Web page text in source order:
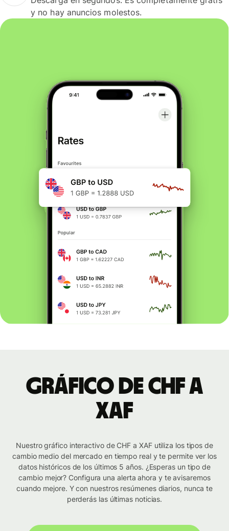
y no hay anuncios molestos.
Gráfico de CHF a
XAF
Nuestro gráfico interactivo de CHF a XAF utiliza los tipos de
cambio medio del mercado en tiempo real y te permite ver los
datos históricos de los últimos 5 años. ¿Esperas un tipo de
cambio mejor? Configura una alerta ahora y te avisaremos
cuando mejore. Y con nuestros resúmenes diarios, nunca te
perderás las últimas noticias.